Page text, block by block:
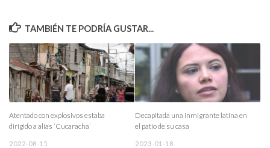
TAMBIÉN TE PODRÍA GUSTAR...
Atentado con explosivos estaba
dirigido a alias ‘Cucaracha’
2022-08-15
Decapitada una inmigrante latina en
el patio de su casa
2023-01-18